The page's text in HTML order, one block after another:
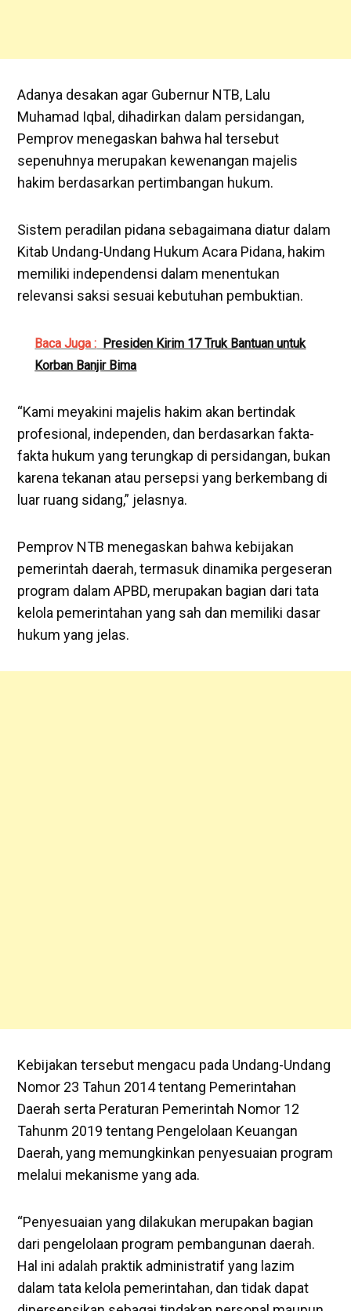
Adanya desakan agar Gubernur NTB, Lalu
Muhamad Iqbal, dihadirkan dalam persidangan,
Pemprov menegaskan bahwa hal tersebut
sepenuhnya merupakan kewenangan majelis
hakim berdasarkan pertimbangan hukum.
Sistem peradilan pidana sebagaimana diatur dalam
Kitab Undang-Undang Hukum Acara Pidana, hakim
memiliki independensi dalam menentukan
relevansi saksi sesuai kebutuhan pembuktian.
Baca Juga : Presiden Kirim 17 Truk Bantuan untuk
Korban Banjir Bima
“Kami meyakini majelis hakim akan bertindak
profesional, independen, dan berdasarkan fakta-
fakta hukum yang terungkap di persidangan, bukan
karena tekanan atau persepsi yang berkembang di
luar ruang sidang,” jelasnya.
Pemprov NTB menegaskan bahwa kebijakan
pemerintah daerah, termasuk dinamika pergeseran
program dalam APBD, merupakan bagian dari tata
kelola pemerintahan yang sah dan memiliki dasar
hukum yang jelas.
Kebijakan tersebut mengacu pada Undang-Undang
Nomor 23 Tahun 2014 tentang Pemerintahan
Daerah serta Peraturan Pemerintah Nomor 12
Tahunm 2019 tentang Pengelolaan Keuangan
Daerah, yang memungkinkan penyesuaian program
melalui mekanisme yang ada.
“Penyesuaian yang dilakukan merupakan bagian
dari pengelolaan program pembangunan daerah.
Hal ini adalah praktik administratif yang lazim
dalam tata kelola pemerintahan, dan tidak dapat